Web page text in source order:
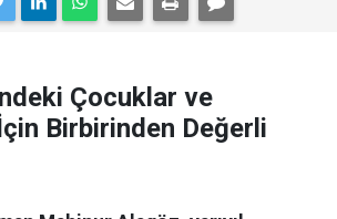
Çocuklar ve
Birbirinden Değerli